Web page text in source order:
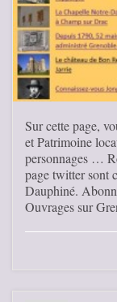
Sur cette page,
et Patrimoine
personnages …
page twitter sont
Dauphiné.
Ouvrages sur